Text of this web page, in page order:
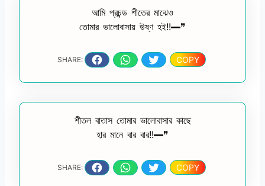
আমি প্রচন্ড শীতের মাঝেও
তোমার ভালোবাসায় উষ্ণ হই!!━❞
SHARE: COPY
শীতল বাতাস তোমার ভালোবাসার কাছে
হার মানে বার বার!!━❞
SHARE: COPY